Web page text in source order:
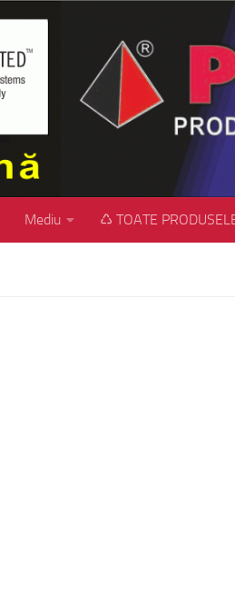
Mediu ♺ TOATE